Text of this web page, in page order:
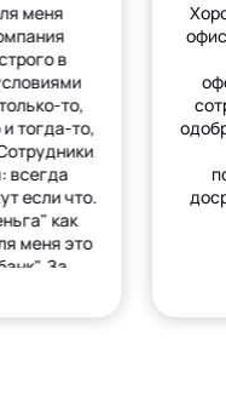
меня
в
то,
тогда-то,
всегда
если что.
как
меня это
За